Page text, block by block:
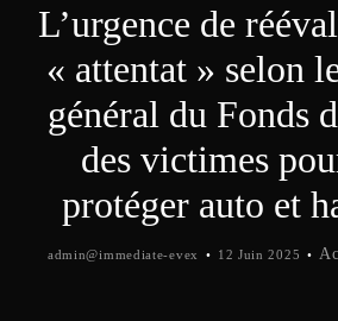
L’urgence de
« attentat » selon
général du Fonds
des victimes
protéger auto et
admin@immediate-evex 12 Juin 2025